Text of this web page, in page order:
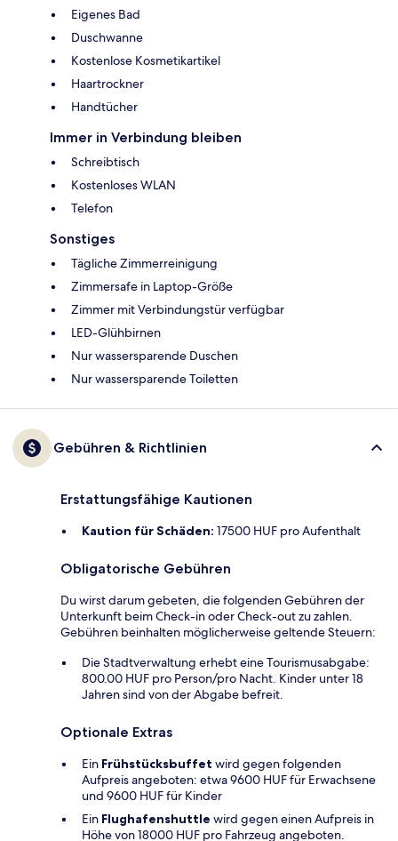
Eigenes Bad
Duschwanne
Kostenlose Kosmetikartikel
Haartrockner
Handtücher
Immer in Verbindung bleiben
Schreibtisch
Kostenloses WLAN
Telefon
Sonstiges
Tägliche Zimmerreinigung
Zimmersafe in Laptop-Größe
Zimmer mit Verbindungstür verfügbar
LED-Glühbirnen
Nur wassersparende Duschen
Nur wassersparende Toiletten
Gebühren & Richtlinien
Erstattungsfähige Kautionen
Kaution für Schäden: 17500 HUF pro Aufenthalt
Obligatorische Gebühren
Du wirst darum gebeten, die folgenden Gebühren der
Unterkunft beim Check-in oder Check-out zu zahlen.
Gebühren beinhalten möglicherweise geltende Steuern:
Die Stadtverwaltung erhebt eine Tourismusabgabe:
800.00 HUF pro Person/pro Nacht. Kinder unter 18
Jahren sind von der Abgabe befreit.
Optionale Extras
Ein Frühstücksbuffet wird gegen folgenden
Aufpreis angeboten: etwa 9600 HUF für Erwachsene
und 9600 HUF für Kinder
Ein Flughafenshuttle wird gegen einen Aufpreis in
Höhe von 18000 HUF pro Fahrzeug angeboten.